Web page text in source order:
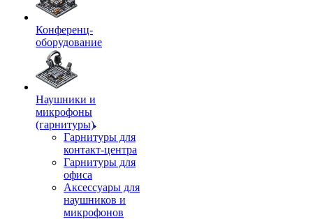
Конференц-
оборудование
Наушники и
микрофоны
(гарнитуры)
Гарнитуры для
контакт-центра
Гарнитуры для
офиса
Аксессуары для
наушников и
микрофонов